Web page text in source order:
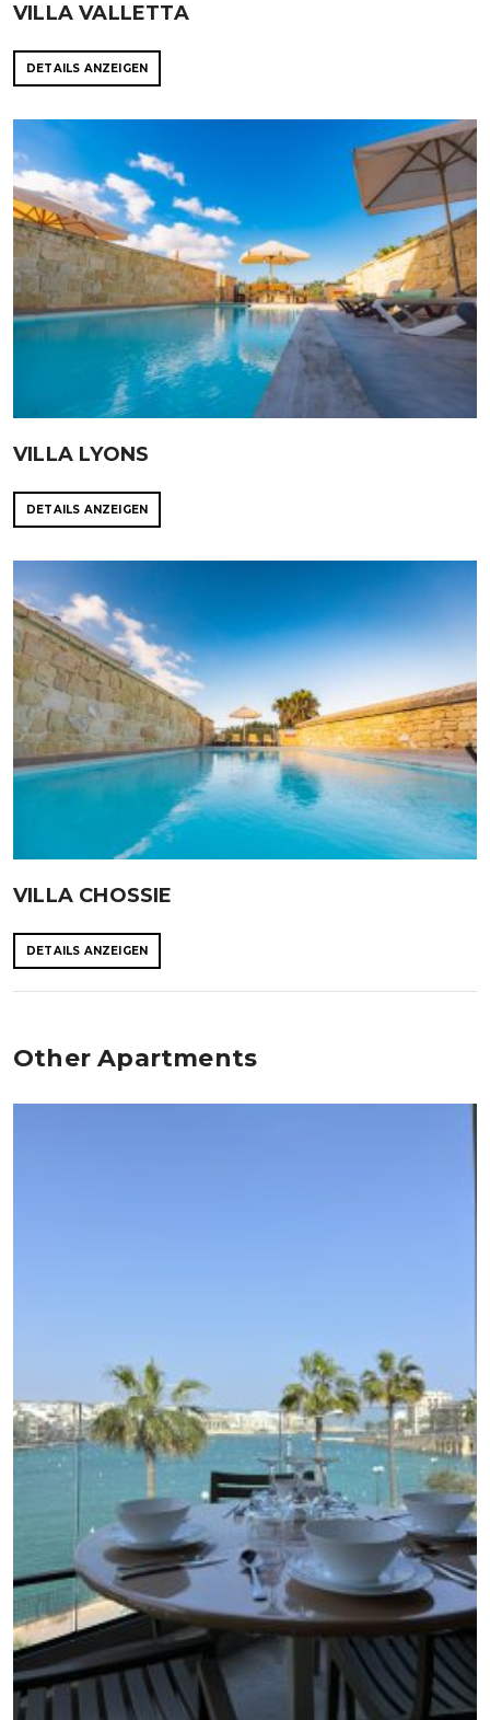
VILLA VALLETTA
DETAILS ANZEIGEN
VILLA LYONS
DETAILS ANZEIGEN
VILLA CHOSSIE
DETAILS ANZEIGEN
Other Apartments